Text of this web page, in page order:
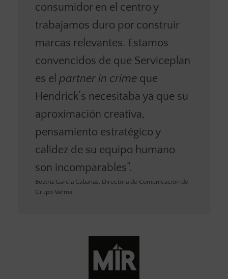
consumidor en el centro y
trabajamos duro por construir
marcas relevantes. Estamos
convencidos de que Serviceplan
es el partner in crimeque
Hendrick’s necesitaba ya que su
aproximación creativa,
pensamiento estratégico y
calidez de su equipo humano
son incomparables”.
Beatriz García Cabañas, Directora de Comunicación de
Grupo Varma